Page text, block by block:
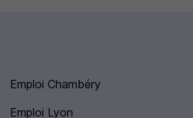
Emploi Chambéry
Emploi Lyon